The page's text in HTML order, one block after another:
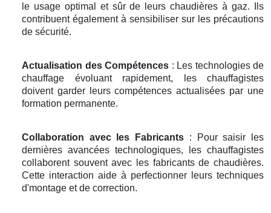
le usage optimal et sûr de leurs chaudières à gaz. Ils
contribuent également à sensibiliser sur les précautions
de sécurité.
Actualisation des Compétences : Les technologies de
chauffage évoluant rapidement, les chauffagistes
doivent garder leurs compétences actualisées par une
formation permanente.
Collaboration avec les Fabricants : Pour saisir les
dernières avancées technologiques, les chauffagistes
collaborent souvent avec les fabricants de chaudières.
Cette interaction aide à perfectionner leurs techniques
d'montage et de correction.